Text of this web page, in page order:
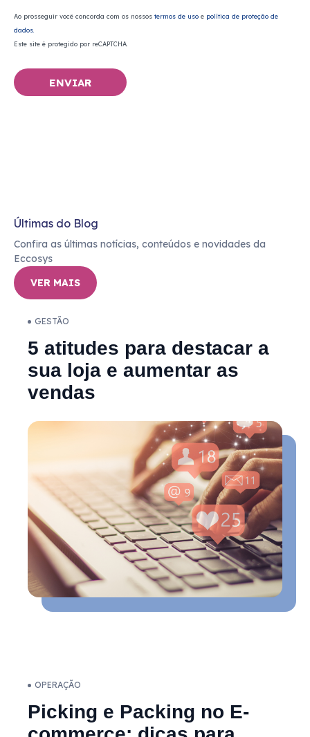
Ao prosseguir você concorda com os nossos termos de uso e política de proteção de
dados.
Este site é protegido por reCAPTCHA.
ENVIAR
Últimas do Blog
Confira as últimas notícias, conteúdos e novidades da
Eccosys
VER MAIS
GESTÃO
5 atitudes para destacar a
sua loja e aumentar as
vendas
OPERAÇÃO
Picking e Packing no E-